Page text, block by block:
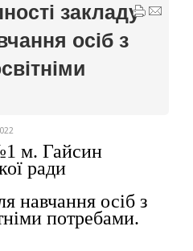
закладу
осіб з
м. Гайсин
ради
навчання осіб з
потребами.